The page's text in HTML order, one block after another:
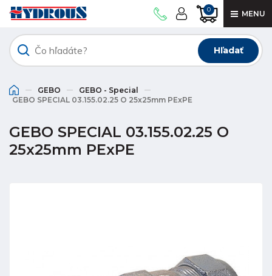
0 MENU
Hľadať
GEBO
GEBO - Special
GEBO SPECIAL 03.155.02.25 O 25x25mm PExPE
GEBO SPECIAL 03.155.02.25 O
25x25mm PExPE